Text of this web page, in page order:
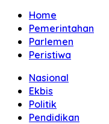
Home
Pemerintahan
Parlemen
Peristiwa
Nasional
Ekbis
Politik
Pendidikan